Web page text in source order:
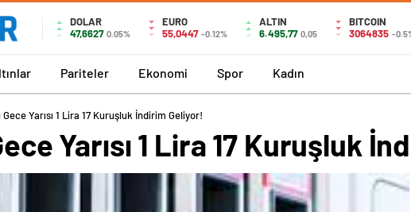
DOLAR
47,6627 0.05%
EURO
55,0447 -0.12%
ALTIN
6.495,77 0,05
BITCOIN
3064835 -
Pariteler Ekonomi Spor Kadın
Yarısı 1 Lira 17 Kuruşluk İndirim Geliyor!
Yarısı 1 Lira 17 Kuruşluk